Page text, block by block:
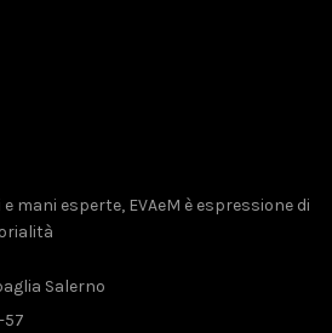
mani esperte, EVAeM è espressione di
Salerno
57